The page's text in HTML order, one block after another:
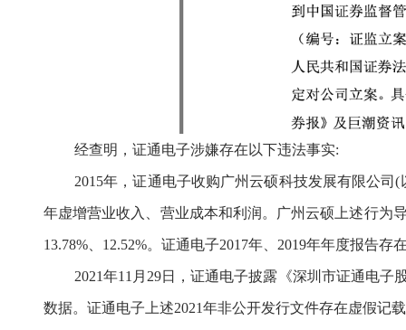
经查明，证通电子涉嫌存在以下违法事实:
2015年，证通电子收购广州云硕科技发展有限公司
年虚增营业收入、营业成本和利润。广州云硕上述行为
13.78%、12.52%。证通电子2017年、2019年年度报告存
2021年11月29日，证通电子披露《深圳市证通电
数据。证通电子上述2021年非公开发行文件存在虚假记